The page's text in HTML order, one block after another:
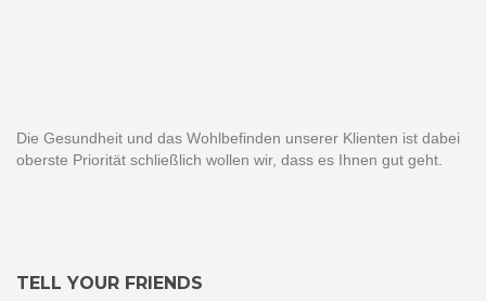
Die Gesundheit und das Wohlbefinden unserer Klienten ist dabei
oberste Priorität schließlich wollen wir, dass es Ihnen gut geht.
TELL YOUR FRIENDS